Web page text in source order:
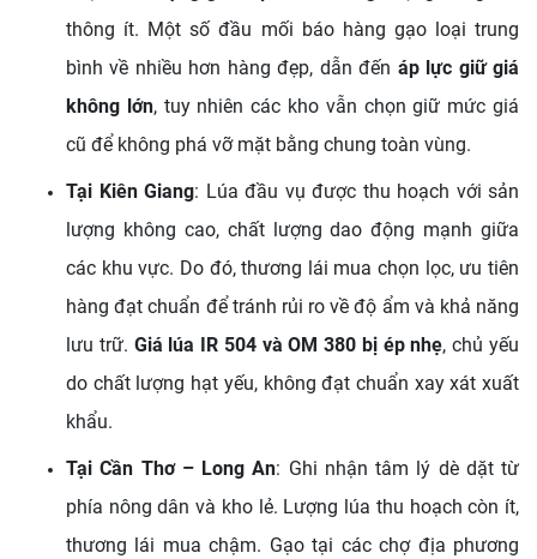
thông ít. Một số đầu mối báo hàng gạo loại trung
bình về nhiều hơn hàng đẹp, dẫn đến áp lực giữ giá
không lớn, tuy nhiên các kho vẫn chọn giữ mức giá
cũ để không phá vỡ mặt bằng chung toàn vùng.
Tại Kiên Giang: Lúa đầu vụ được thu hoạch với sản
lượng không cao, chất lượng dao động mạnh giữa
các khu vực. Do đó, thương lái mua chọn lọc, ưu tiên
hàng đạt chuẩn để tránh rủi ro về độ ẩm và khả năng
lưu trữ. Giá lúa IR 504 và OM 380 bị ép nhẹ, chủ yếu
do chất lượng hạt yếu, không đạt chuẩn xay xát xuất
khẩu.
Tại Cần Thơ – Long An: Ghi nhận tâm lý dè dặt từ
phía nông dân và kho lẻ. Lượng lúa thu hoạch còn ít,
thương lái mua chậm. Gạo tại các chợ địa phương